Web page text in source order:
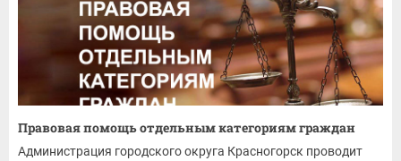
Правовая помощь отдельным категориям граждан
Администрация городского округа Красногорск проводит